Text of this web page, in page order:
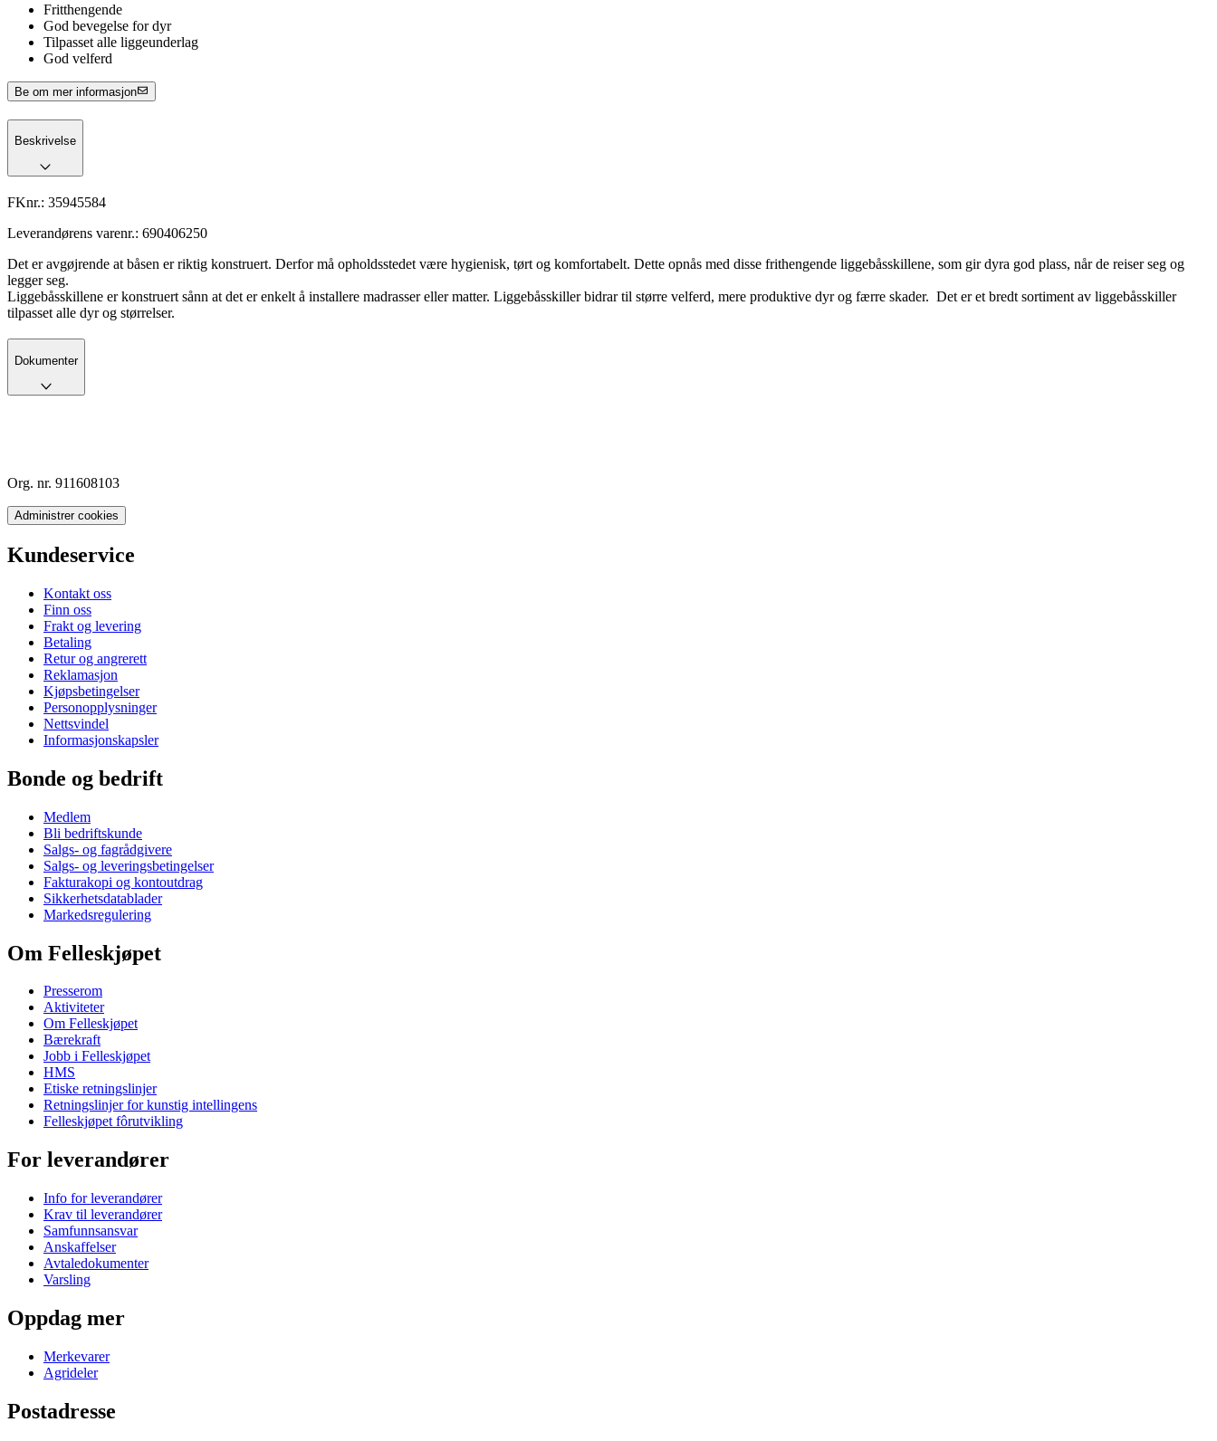
Fritthengende
God bevegelse for dyr
Tilpasset alle liggeunderlag
God velferd
Be om mer informasjon
Beskrivelse
FKnr.: 35945584
Leverandørens varenr.: 690406250
Det er avgøjrende at båsen er riktig konstruert. Derfor må opholdsstedet være hygienisk, tørt og komfortabelt. Dette opnås med disse frithengende liggebåsskillene, som gir dyra god plass, når de reiser seg og
legger seg.
Liggebåsskillene er konstruert sånn at det er enkelt å installere madrasser eller matter. Liggebåsskiller bidrar til større velferd, mere produktive dyr og færre skader. Det er et bredt sortiment av liggebåsskiller
tilpasset alle dyr og størrelser.
Dokumenter
Org. nr. 911608103
Administrer cookies
Kundeservice
Kontakt oss
Finn oss
Frakt og levering
Betaling
Retur og angrerett
Reklamasjon
Kjøpsbetingelser
Personopplysninger
Nettsvindel
Informasjonskapsler
Bonde og bedrift
Medlem
Bli bedriftskunde
Salgs- og fagrådgivere
Salgs- og leveringsbetingelser
Fakturakopi og kontoutdrag
Sikkerhetsdatablader
Markedsregulering
Om Felleskjøpet
Presserom
Aktiviteter
Om Felleskjøpet
Bærekraft
Jobb i Felleskjøpet
HMS
Etiske retningslinjer
Retningslinjer for kunstig intellingens
Felleskjøpet fôrutvikling
For leverandører
Info for leverandører
Krav til leverandører
Samfunnsansvar
Anskaffelser
Avtaledokumenter
Varsling
Oppdag mer
Merkevarer
Agrideler
Postadresse